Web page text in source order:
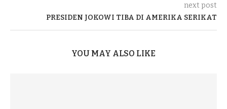
next post
PRESIDEN JOKOWI TIBA DI AMERIKA SERIKAT
YOU MAY ALSO LIKE